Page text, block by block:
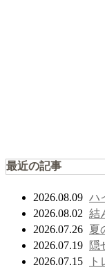
最近の記事
2026.08.09 ハ
2026.08.02 結
2026.07.26 夏
2026.07.19 隠
2026.07.15